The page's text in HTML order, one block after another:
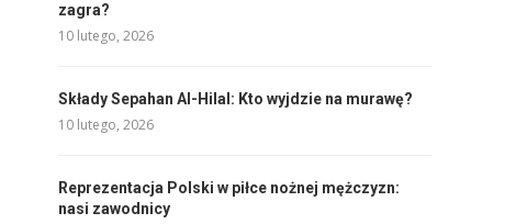
zagra?
10 lutego, 2026
Składy Sepahan Al-Hilal: Kto wyjdzie na murawę?
10 lutego, 2026
Reprezentacja Polski w piłce nożnej mężczyzn:
nasi zawodnicy